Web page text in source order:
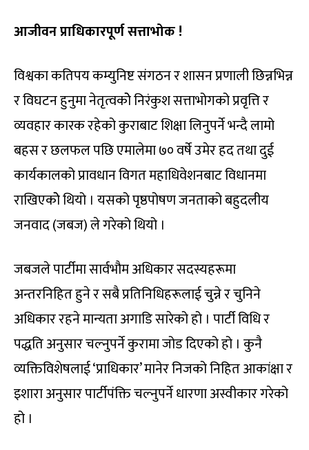
आजीवन प्राधिकारपूर्ण सत्ताभोक !
विश्वका कतिपय कम्युनिष्ट संगठन र शासन प्रणाली छिन्नभिन्न
र विघटन हुनुमा नेतृत्वकोे निरंकुश सत्ताभोगको प्रवृत्ति र
व्यवहार कारक रहेको कुराबाट शिक्षा लिनुपर्ने भन्दै लामो
बहस र छलफल पछि एमालेमा ७० वर्षे उमेर हद तथा दुई
कार्यकालको प्रावधान विगत महाधिवेशनबाट विधानमा
राखिएकोे थियो । यसको पृष्ठपोषण जनताको बहुदलीय
जनवाद (जबज) ले गरेको थियो ।
जबजले पार्टीमा सार्वभौम अधिकार सदस्यहरूमा
अन्तरनिहित हुने र सबै प्रतिनिधिहरूलाई चुन्ने र चुनिने
अधिकार रहने मान्यता अगाडि सारेको हो । पार्टी विधि र
पद्धति अनुसार चल्नुपर्ने कुरामा जोड दिएको हो । कुनै
व्यक्तिविशेषलाई ‘प्राधिकार’ मानेर निजको निहित आकांक्षा र
इशारा अनुसार पार्टीपंक्ति चल्नुपर्ने धारणा अस्वीकार गरेको
हो ।